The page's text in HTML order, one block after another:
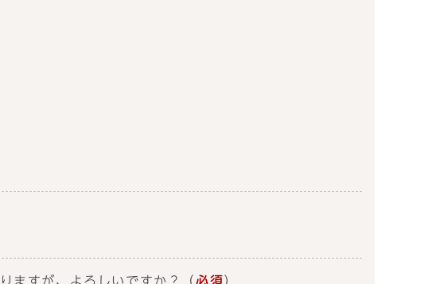
ますが、よろしいですか？ （ 必須 ）